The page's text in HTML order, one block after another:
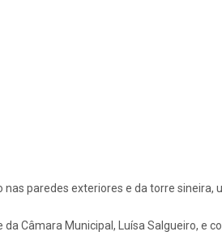
paredes exteriores e da torre sineira,
Câmara Municipal, Luísa Salgueiro, e